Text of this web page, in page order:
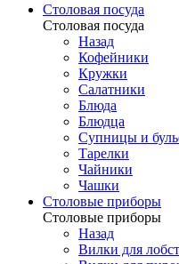
Столовая посуда
Столовая посуда
Назад
Кофейники
Кружки
Салатники
Блюда
Блюдца
Супницы и
Тарелки
Чайники
Чашки
Cтоловые приборы
Cтоловые приборы
Назад
Вилки для